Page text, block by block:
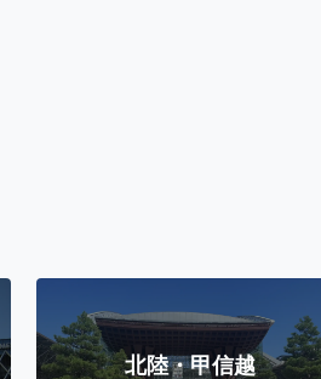
北陸・甲信越